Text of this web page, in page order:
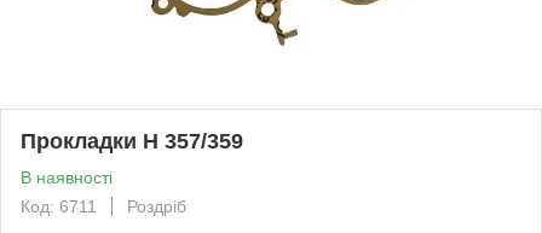
Прокладки H 357/359
В наявності
Код: 6711
Роздріб